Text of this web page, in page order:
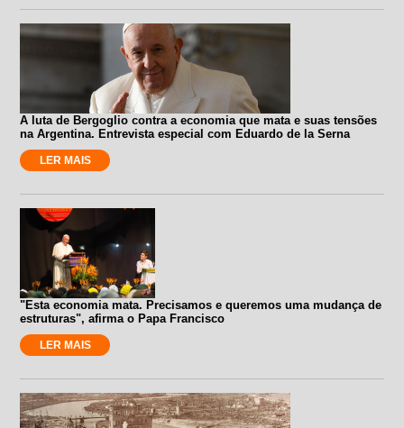
A luta de Bergoglio contra a economia que mata e suas tensões
na Argentina. Entrevista especial com Eduardo de la Serna
LER MAIS
"Esta economia mata. Precisamos e queremos uma mudança de
estruturas", afirma o Papa Francisco
LER MAIS